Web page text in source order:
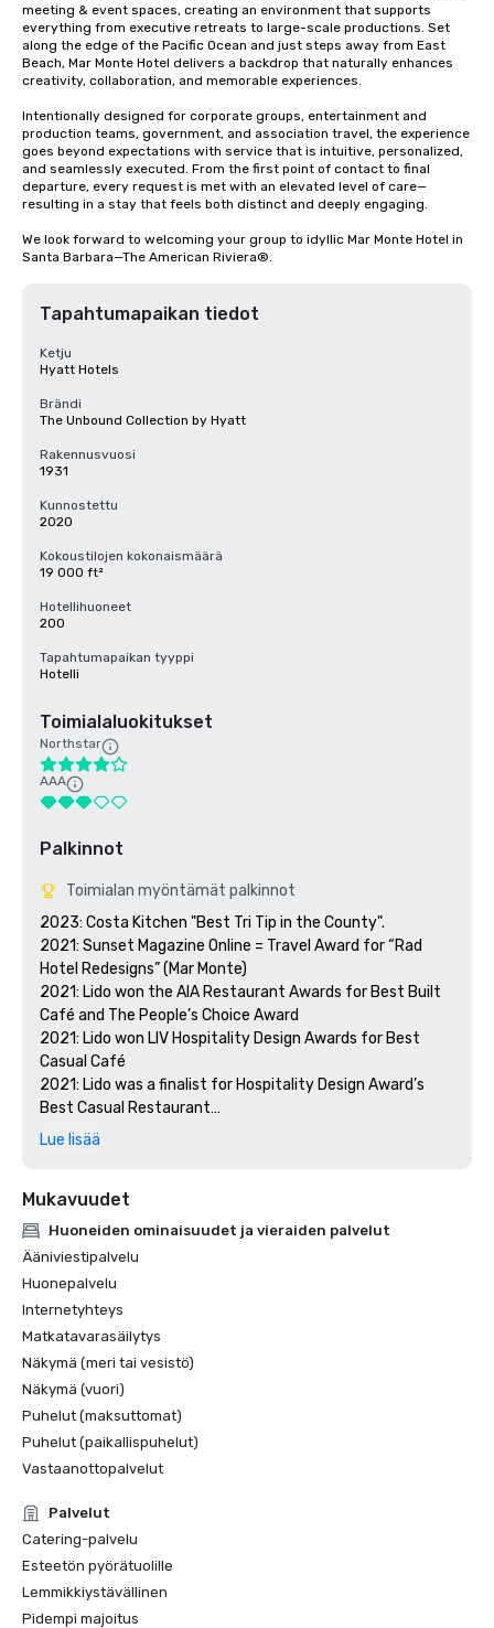
meeting & event spaces, creating an environment that supports
everything from executive retreats to large-scale productions. Set
along the edge of the Pacific Ocean and just steps away from East
Beach, Mar Monte Hotel delivers a backdrop that naturally enhances
creativity, collaboration, and memorable experiences.
Intentionally designed for corporate groups, entertainment and
production teams, government, and association travel, the experience
goes beyond expectations with service that is intuitive, personalized,
and seamlessly executed. From the first point of contact to final
departure, every request is met with an elevated level of care—
resulting in a stay that feels both distinct and deeply engaging.
We look forward to welcoming your group to idyllic Mar Monte Hotel in
Santa Barbara—The American Riviera®.
Tapahtumapaikan tiedot
Ketju
Hyatt Hotels
Brändi
The Unbound Collection by Hyatt
Rakennusvuosi
1931
Kunnostettu
2020
Kokoustilojen kokonaismäärä
19 000 ft²
Hotellihuoneet
200
Tapahtumapaikan tyyppi
Hotelli
Toimialaluokitukset
Northstar
AAA
Palkinnot
Toimialan myöntämät palkinnot
2023: Costa Kitchen "Best Tri Tip in the County".
2021: Sunset Magazine Online = Travel Award for “Rad
Hotel Redesigns” (Mar Monte)
2021: Lido won the AIA Restaurant Awards for Best Built
Café and The People’s Choice Award
2021: Lido won LIV Hospitality Design Awards for Best
Casual Café
2021: Lido was a finalist for Hospitality Design Award’s
Best Casual Restaurant
2021: Costa received an honorable mention for the LIV
Design Awards for Best Hotel Restaurants of the
Americas
Property Awards for Best Restaurant Global and the
Americas
2020: Lido was a finalist for The International Hotel &
Property Awards for Best Hotel of the Americas
2020: Mar Monte was a finalist for the Shaw Design
Awards
Lue lisää
Mukavuudet
Huoneiden ominaisuudet ja vieraiden palvelut
Ääniviestipalvelu
Huonepalvelu
Internetyhteys
Matkatavarasäilytys
Näkymä (meri tai vesistö)
Näkymä (vuori)
Puhelut (maksuttomat)
Puhelut (paikallispuhelut)
Vastaanottopalvelut
Palvelut
Catering-palvelu
Esteetön pyörätuolille
Lemmikkiystävällinen
Pidempi majoitus